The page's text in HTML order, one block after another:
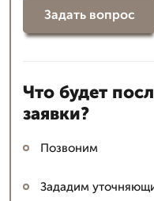
Задать вопрос
Что будет
заявки?
Позвоним
Зададим